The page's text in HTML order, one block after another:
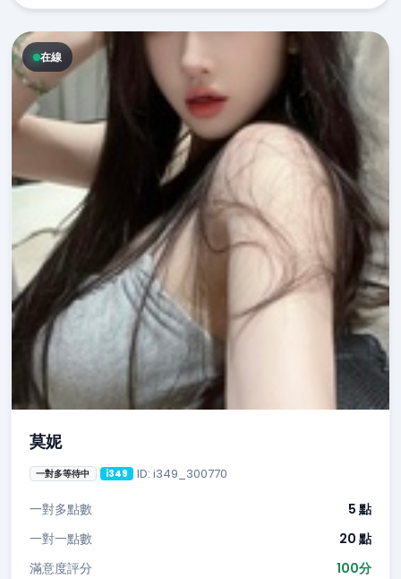
在線
莫妮
一對多等待中 i349 ID: i349_300770
一對多點數
5 點
一對一點數
20 點
滿意度評分
100分